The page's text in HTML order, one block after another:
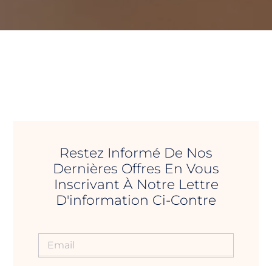
Restez Informé De Nos
Dernières Offres En Vous
Inscrivant À Notre Lettre
D'information Ci-Contre